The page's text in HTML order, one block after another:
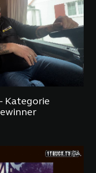
Kategorie